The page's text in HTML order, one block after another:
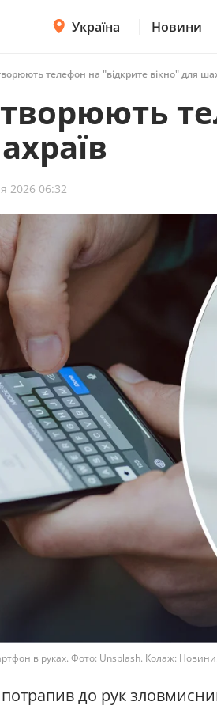
Україна Новини
телефон на "відкрите вікно" для
2026 06:32
в руках. Фото: Unsplash. Колаж:
до рук